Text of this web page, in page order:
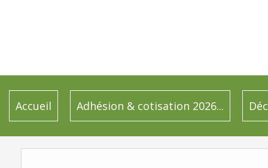
Accueil Adhésion & cotisation 2026...